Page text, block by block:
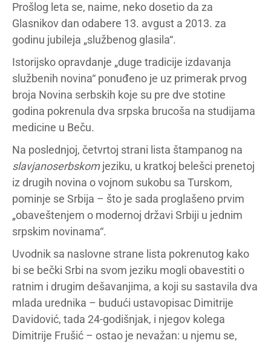
Prošlog leta se, naime, neko dosetio da za
Glasnikov dan odabere 13. avgust a 2013. za
godinu jubileja „službenog glasila“.
Istorijsko opravdanje „duge tradicije izdavanja
službenih novina“ ponuđeno je uz primerak prvog
broja Novina serbskih koje su pre dve stotine
godina pokrenula dva srpska brucoša na studijama
medicine u Beču.
Na poslednjoj, četvrtoj strani lista štampanog na
slavjanoserbskomjeziku, u kratkoj belešci prenetoj
iz drugih novina o vojnom sukobu sa Turskom,
pominje se Srbija – što je sada proglašeno prvim
„obaveštenjem o modernoj državi Srbiji u jednim
srpskim novinama“.
Uvodnik sa naslovne strane lista pokrenutog kako
bi se bečki Srbi na svom jeziku mogli obavestiti o
ratnim i drugim dešavanjima, a koji su sastavila dva
mlada urednika – budući ustavopisac Dimitrije
Davidović, tada 24-godišnjak, i njegov kolega
Dimitrije Frušić – ostao je nevažan: u njemu se,